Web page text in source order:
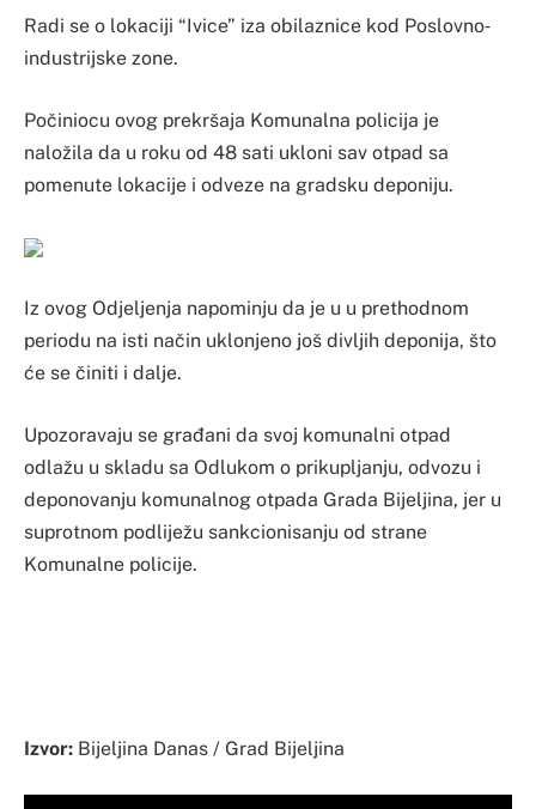
Radi se o lokaciji “Ivice” iza obilaznice kod Poslovno‐
industrijske zone.
Počiniocu ovog prekršaja Komunalna policija je
naložila da u roku od 48 sati ukloni sav otpad sa
pomenute lokacije i odveze na gradsku deponiju.
Iz ovog Odjeljenja napominju da je u u prethodnom
periodu na isti način uklonjeno još divljih deponija, što
će se činiti i dalje.
Upozoravaju se građani da svoj komunalni otpad
odlažu u skladu sa Odlukom o prikupljanju, odvozu i
deponovanju komunalnog otpada Grada Bijeljina, jer u
suprotnom podliježu sankcionisanju od strane
Komunalne policije.
Izvor: Bijeljina Danas / Grad Bijeljina